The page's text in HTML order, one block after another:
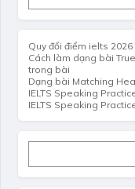
Quy đổi điểm ielts 2026
Cách làm dạng bài
trong bài
Dạng bài Matching
IELTS Speaking
IELTS Speaking